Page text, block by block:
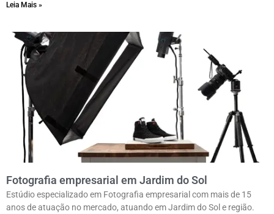
Leia Mais »
Fotografia empresarial em Jardim do Sol
Estúdio especializado em Fotografia empresarial com mais de 15
anos de atuação no mercado, atuando em Jardim do Sol e região.